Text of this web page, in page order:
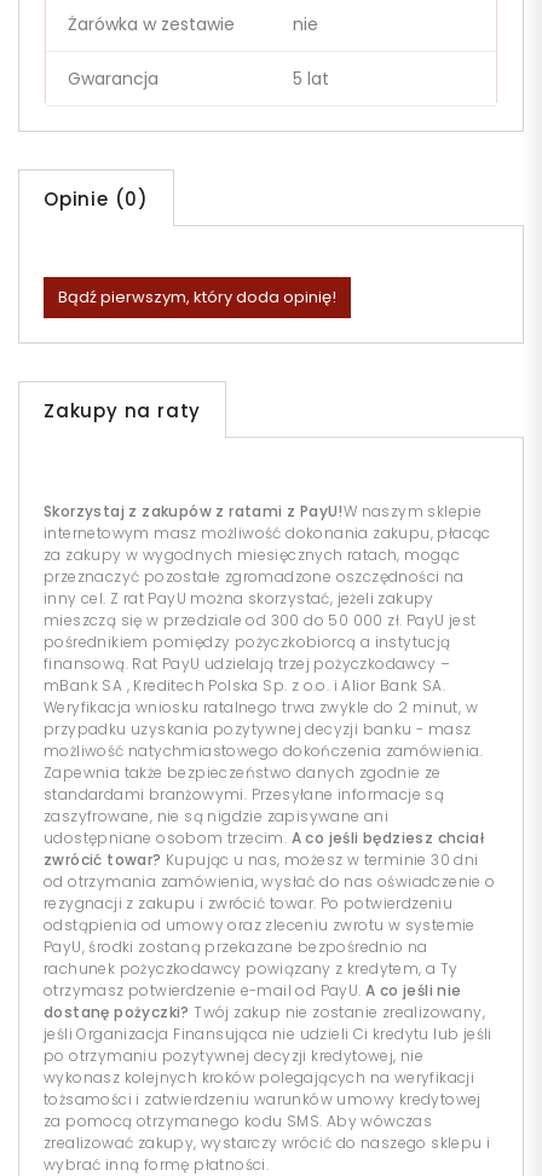
Żarówka w zestawie nie
Gwarancja 5 lat
Opinie (0)
Bądź pierwszym, który doda opinię!
Zakupy na raty
Skorzystaj z zakupów z ratami z PayU!W naszym sklepie
internetowym masz możliwość dokonania zakupu, płacąc
za zakupy w wygodnych miesięcznych ratach, mogąc
przeznaczyć pozostałe zgromadzone oszczędności na
inny cel. Z rat PayU można skorzystać, jeżeli zakupy
mieszczą się w przedziale od 300 do 50 000 zł. PayU jest
pośrednikiem pomiędzy pożyczkobiorcą a instytucją
finansową. Rat PayU udzielają trzej pożyczkodawcy –
mBank SA , Kreditech Polska Sp. z o.o. i Alior Bank SA.
Weryfikacja wniosku ratalnego trwa zwykle do 2 minut, w
przypadku uzyskania pozytywnej decyzji banku - masz
możliwość natychmiastowego dokończenia zamówienia.
Zapewnia także bezpieczeństwo danych zgodnie ze
standardami branżowymi. Przesyłane informacje są
zaszyfrowane, nie są nigdzie zapisywane ani
udostępniane osobom trzecim. A co jeśli będziesz chciał
zwrócić towar? Kupując u nas, możesz w terminie 30 dni
od otrzymania zamówienia, wysłać do nas oświadczenie o
rezygnacji z zakupu i zwrócić towar. Po potwierdzeniu
odstąpienia od umowy oraz zleceniu zwrotu w systemie
PayU, środki zostaną przekazane bezpośrednio na
rachunek pożyczkodawcy powiązany z kredytem, a Ty
otrzymasz potwierdzenie e-mail od PayU. A co jeśli nie
dostanę pożyczki? Twój zakup nie zostanie zrealizowany,
jeśli Organizacja Finansująca nie udzieli Ci kredytu lub jeśli
po otrzymaniu pozytywnej decyzji kredytowej, nie
wykonasz kolejnych kroków polegających na weryfikacji
tożsamości i zatwierdzeniu warunków umowy kredytowej
za pomocą otrzymanego kodu SMS. Aby wówczas
zrealizować zakupy, wystarczy wrócić do naszego sklepu i
wybrać inną formę płatności.